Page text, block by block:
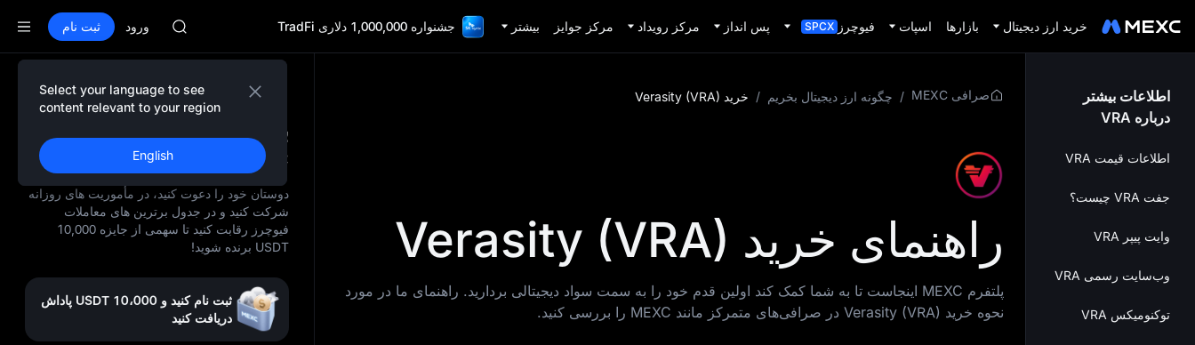
خرید ارز دیجیتال بازارها اسپات فیوچرز SPCX پس انداز مرکز رویداد مرکز جوایز بیشتر جشنواره 1,000,000 دلاری TradFi
CASHCAT
فیوچرز یونیتری هم‌اکنون فعال
GOLD(XAU)
HFT
UNITREE
فیوچرز یونیتری هم‌اکنون فعال
ورود ثبت نام
Select your language to see
content relevant to your region
English
اطلاعات بیشتر
درباره VRA
اطلاعات قیمت VRA
جفت VRA چیست؟
وایت‌ پیپر VRA
وب‌سایت رسمی VRA
توکنومیکس VRA
صرافی MEXC / چگونه ارز دیجیتال بخریم / خرید Verasity (VRA)
راهنمای خرید Verasity (VRA)
پلتفرم MEXC اینجاست تا به شما کمک کند اولین قدم خود را به سمت سواد دیجیتالی بردارید. راهنمای ما در مورد
نحوه خرید Verasity (VRA) در صرافی‌های متمرکز مانند MEXC را بررسی کنید.
برای شما 10,000 USDT در
MEXC منتظر است
دوستان خود را دعوت کنید، در مأموریت‌ های روزانه
شرکت کنید و در جدول برترین‌ های معاملات
فیوچرز رقابت کنید تا سهمی از جایزه 10,000
USDT برنده شوید!
ثبت نام کنید و 10،000 USDT پاداش
دریافت کنید